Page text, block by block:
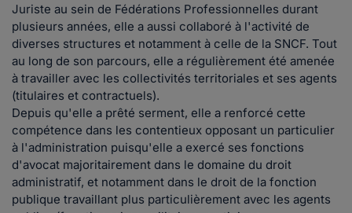
Juriste au sein de Fédérations Professionnelles durant
plusieurs années, elle a aussi collaboré à l'activité de
diverses structures et notamment à celle de la SNCF. Tout
au long de son parcours, elle a régulièrement été amenée
à travailler avec les collectivités territoriales et ses agents
(titulaires et contractuels).
Depuis qu'elle a prêté serment, elle a renforcé cette
compétence dans les contentieux opposant un particulier
à l'administration puisqu'elle a exercé ses fonctions
d'avocat majoritairement dans le domaine du droit
administratif, et notamment dans le droit de la fonction
publique travaillant plus particulièrement avec les agents